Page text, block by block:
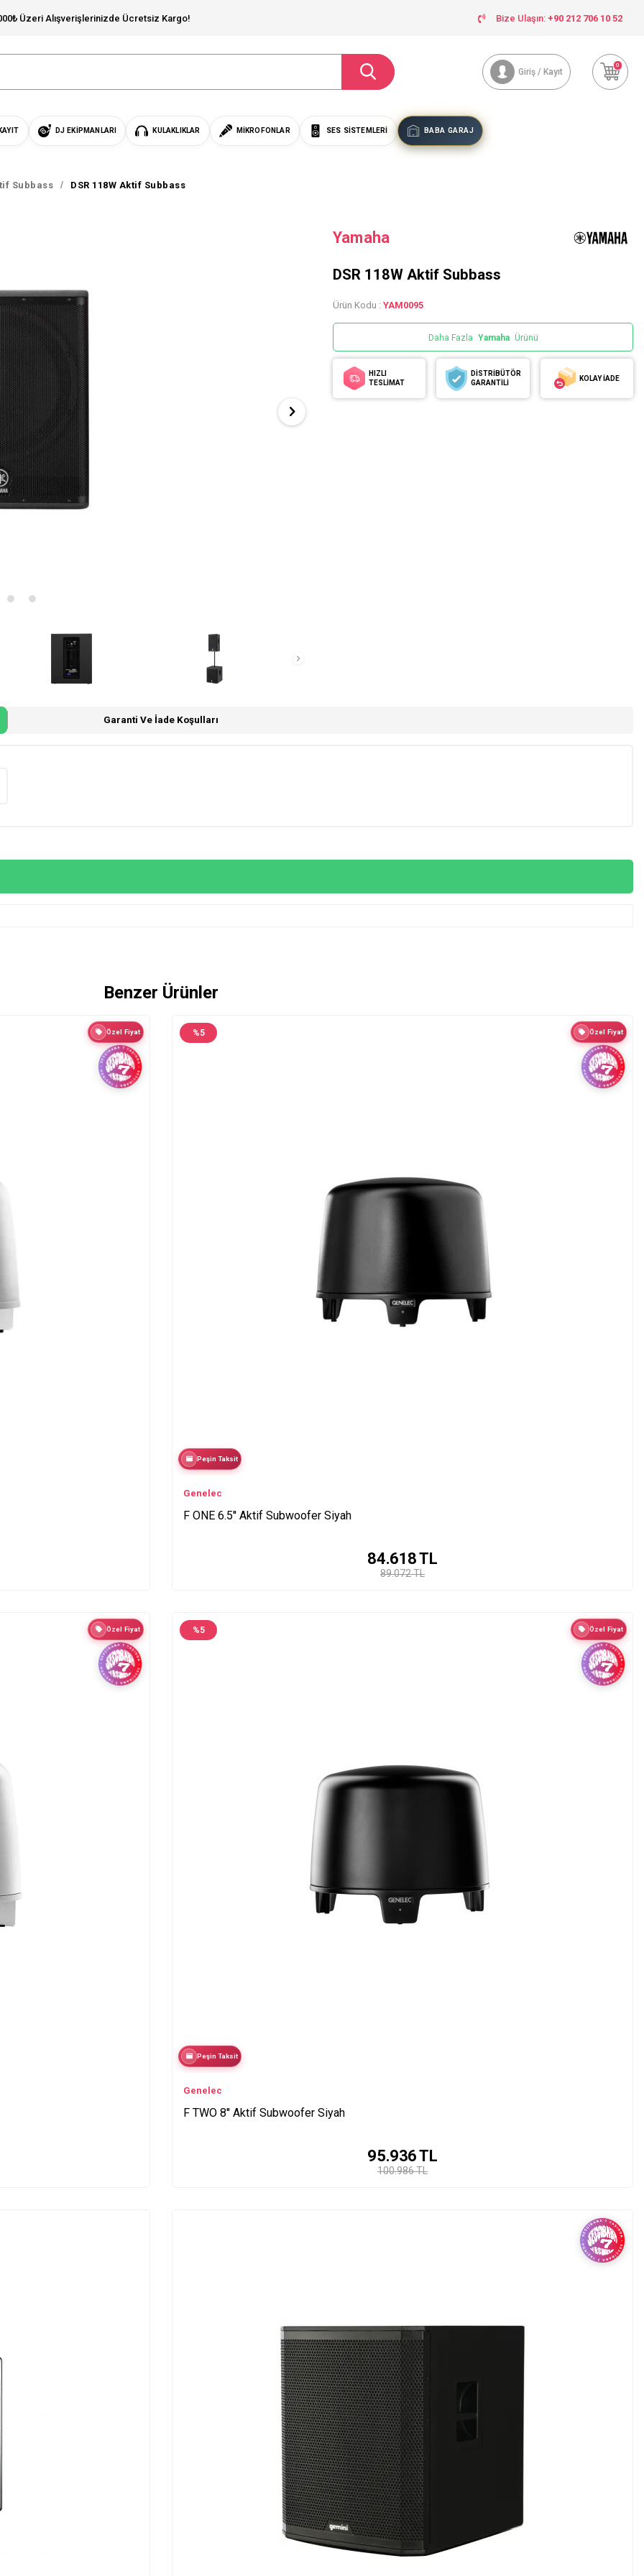
Üzeri Alışverişlerinizde Ücretsiz Kargo! Bize Ulaşın: +90 212 706 10 52
Giriş / Kayıt
0
DJ EKIPMANLARI KULAKLIKLAR MIKROFONLAR SES SISTEMLERI BABA GARAJ
Subbass DSR 118W Aktif Subbass
Yamaha
DSR 118W Aktif Subbass
Ürün Kodu : YAM0095
Daha Fazla Yamaha Ürünü
HIZLI
TESLİMAT
DİSTRİBÜTÖR
GARANTİLİ
KOLAY İADE
Garanti Ve İade Koşulları
Benzer Ürünler
Özel Fiyat %5 Özel Fiyat
Peşin Taksit
Genelec
F ONE 6.5'' Aktif Subwoofer Siyah
89.072 TL
84.618TL
Özel Fiyat %5 Özel Fiyat
Peşin Taksit
Genelec
F TWO 8'' Aktif Subwoofer Siyah
100.986 TL
95.936TL